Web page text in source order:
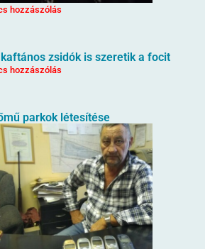
hozzászólás
zsidók is szeretik a focit
hozzászólás
parkok létesítése